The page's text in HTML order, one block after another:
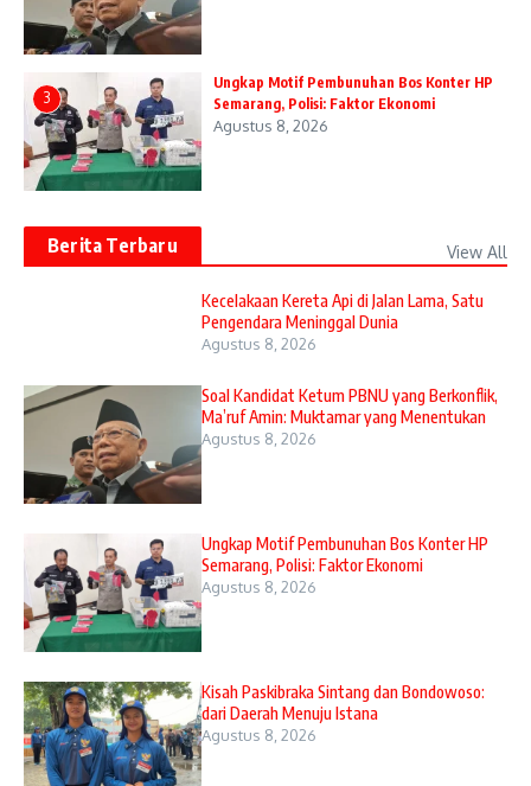
3
Ungkap Motif Pembunuhan Bos Konter HP
Semarang, Polisi: Faktor Ekonomi
Agustus 8, 2026
Berita Terbaru View All
Kecelakaan Kereta Api di Jalan Lama, Satu
Pengendara Meninggal Dunia
Agustus 8, 2026
Soal Kandidat Ketum PBNU yang Berkonflik,
Ma’ruf Amin: Muktamar yang Menentukan
Agustus 8, 2026
Ungkap Motif Pembunuhan Bos Konter HP
Semarang, Polisi: Faktor Ekonomi
Agustus 8, 2026
Kisah Paskibraka Sintang dan Bondowoso:
dari Daerah Menuju Istana
Agustus 8, 2026